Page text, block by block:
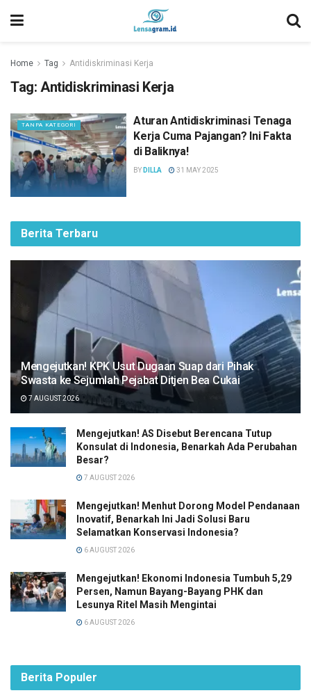
Home Tag Antidiskriminasi Kerja
Tag: Antidiskriminasi Kerja
TANPA KATEGORI
Aturan Antidiskriminasi Tenaga
Kerja Cuma Pajangan? Ini Fakta
di Baliknya!
BY DILLA 31 MAY 2025
Berita Terbaru
Mengejutkan! KPK Usut Dugaan Suap dari Pihak
Swasta ke Sejumlah Pejabat Ditjen Bea Cukai
7 AUGUST 2026
Mengejutkan! AS Disebut Berencana Tutup
Konsulat di Indonesia, Benarkah Ada Perubahan
Besar?
7 AUGUST 2026
Mengejutkan! Menhut Dorong Model Pendanaan
Inovatif, Benarkah Ini Jadi Solusi Baru
Selamatkan Konservasi Indonesia?
6 AUGUST 2026
Mengejutkan! Ekonomi Indonesia Tumbuh 5,29
Persen, Namun Bayang-Bayang PHK dan
Lesunya Ritel Masih Mengintai
6 AUGUST 2026
Berita Populer